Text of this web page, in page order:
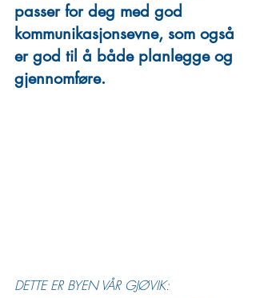
passer for deg med god
kommunikasjonsevne, som også
er god til å både planlegge og
gjennomføre.
DETTE ER BYEN VÅR GJØVIK: